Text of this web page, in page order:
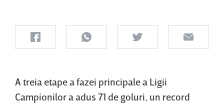
A treia etape a fazei principale a Ligii
Campionilor a adus 71 de goluri, un record